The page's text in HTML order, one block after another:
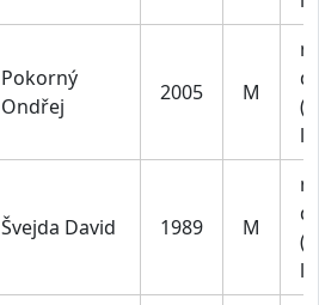
Pokorný
Ondřej
2005 M
Švejda David 1989 M